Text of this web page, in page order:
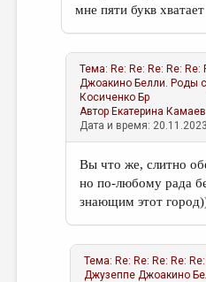
мне пяти букв хватает
Тема: Re: Re: Re: Re:
Джоакино Белли. Роды
Косиченко Бр
Автор Екатерина
Дата и время:
Вы что же, слитно
но по-любому рада
знающим этот
Тема: Re: Re: Re: Re:
Джузеппе Джоакино